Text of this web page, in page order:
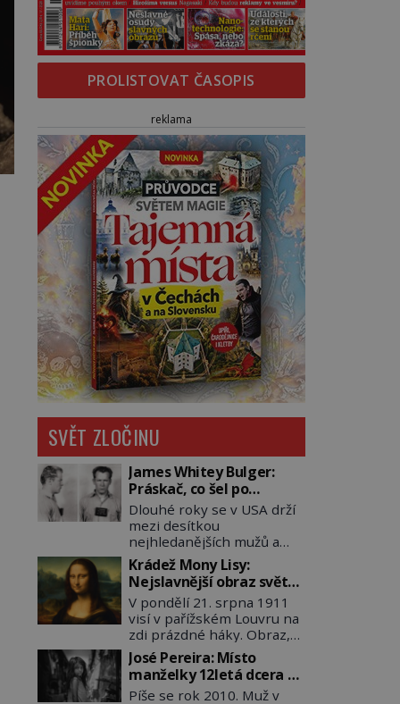
PROLISTOVAT ČASOPIS
reklama
SVĚT ZLOČINU
James Whitey Bulger:
Práskač, co šel po
práskačích
Dlouhé roky se v USA drží
mezi desítkou
nejhledanějších mužů a
dopracuje to až na číslo
dvě – hned po Usámovi bin
Ládinovi (1957–2011). To je
James „Whitey“ Bulger
(1929–2018) viněný ze
spoluúčasti na 19
vraždách, vydírání a lichvy.
A samozřejmě, krom toho
je ještě drogový dealer,
Krádež Mony Lisy:
Nejslavnější obraz světa
zůstane dva roky
nezvěstný
V pondělí 21. srpna 1911
visí v pařížském Louvru na
zdi prázdné háky. Obraz,
který dnes zná celý svět, je
pryč. Zpočátku si nikdo
nemyslí, že jde o krádež.
Zaměstnanci jsou
José Pereira: Místo
manželky 12letá dcera –
a sousedi o všem vědí!
Píše se rok 2010. Muž v